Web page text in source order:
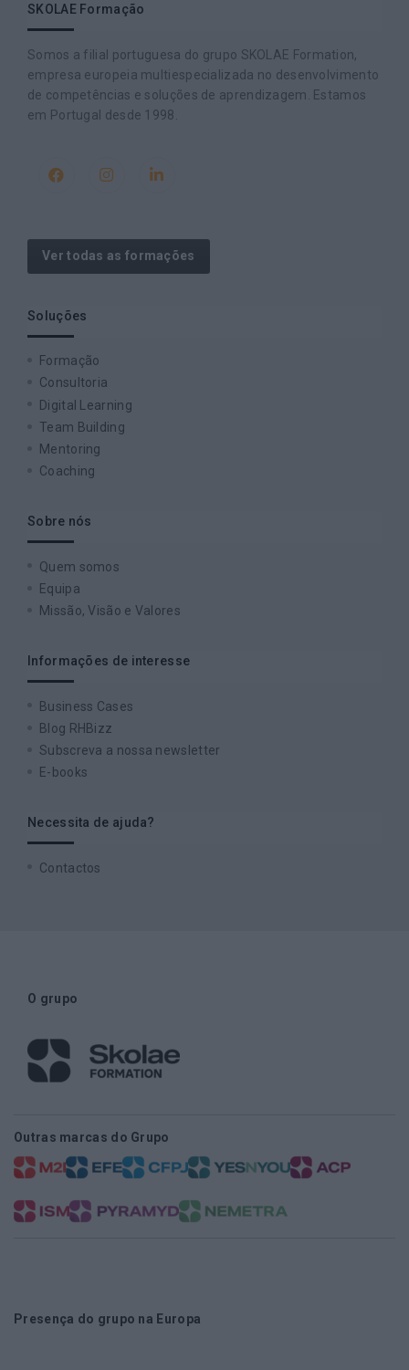
SKOLAE Formação
Somos a filial portuguesa do grupo SKOLAE Formation,
empresa europeia multiespecializada no desenvolvimento
de competências e soluções de aprendizagem. Estamos
em Portugal desde 1998.
Ver todas as formações
Soluções
Formação
Consultoria
Digital Learning
Team Building
Mentoring
Coaching
Sobre nós
Quem somos
Equipa
Missão, Visão e Valores
Informações de interesse
Business Cases
Blog RHBizz
Subscreva a nossa newsletter
E-books
Necessita de ajuda?
Contactos
O grupo
Outras marcas do Grupo
Presença do grupo na Europa